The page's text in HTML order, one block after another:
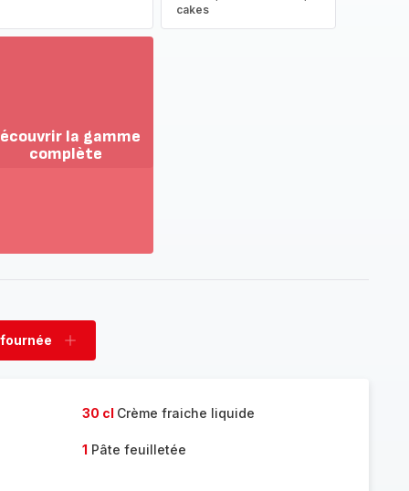
cakes
la gamme
complète
fournée
Ajouter
30 cl Crème fraiche liquide
1 Pâte feuilletée